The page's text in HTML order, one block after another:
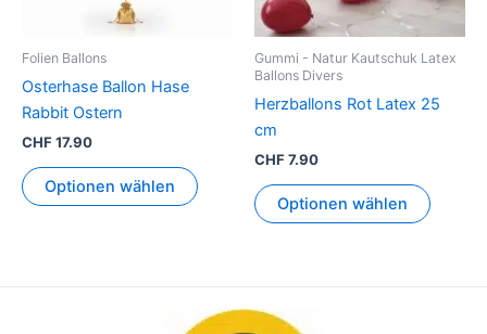
Folien Ballons
Osterhase Ballon Hase
Rabbit Ostern
CHF17.90
Optionen wählen
Gummi - Natur Kautschuk Latex
Ballons Divers
Herzballons Rot Latex 25
cm
CHF7.90
Optionen wählen